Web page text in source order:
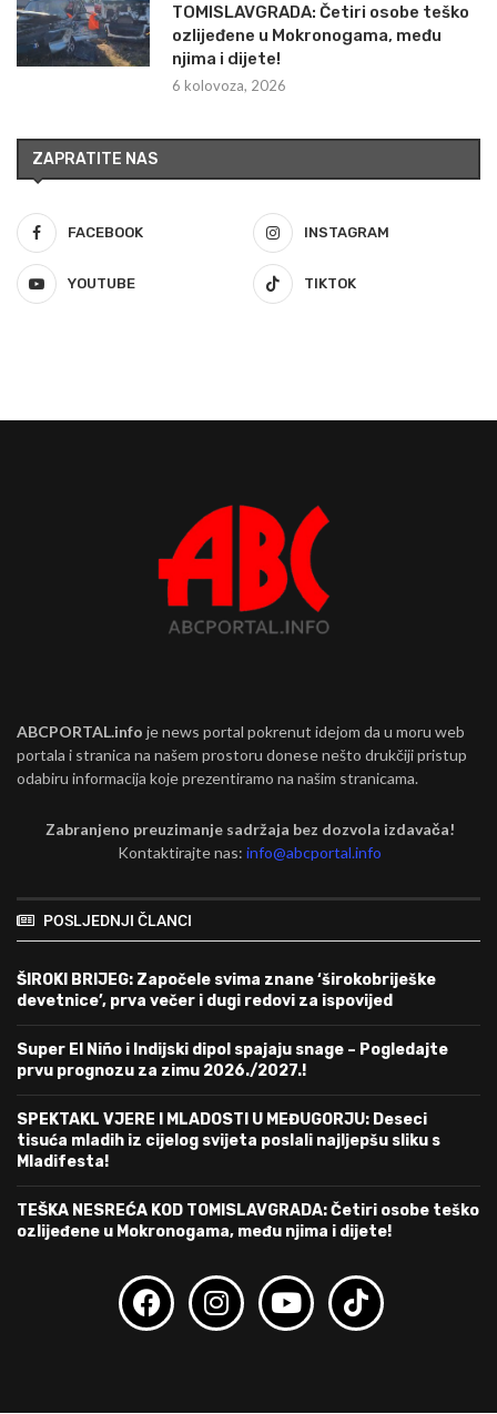
TOMISLAVGRADA: Četiri osobe teško
ozlijeđene u Mokronogama, među
njima i dijete!
6 kolovoza, 2026
ZAPRATITE NAS
FACEBOOK INSTAGRAM
YOUTUBE TIKTOK
ABCPORTAL.info je news portal pokrenut idejom da u moru web
portala i stranica na našem prostoru donese nešto drukčiji pristup
odabiru informacija koje prezentiramo na našim stranicama.
Zabranjeno preuzimanje sadržaja bez dozvola izdavača!
Kontaktirajte nas:info@abcportal.info
POSLJEDNJI ČLANCI
ŠIROKI BRIJEG: Započele svima znane ‘širokobriješke
devetnice’, prva večer i dugi redovi za ispovijed
Super El Niño i Indijski dipol spajaju snage – Pogledajte
prvu prognozu za zimu 2026./2027.!
SPEKTAKL VJERE I MLADOSTI U MEĐUGORJU: Deseci
tisuća mladih iz cijelog svijeta poslali najljepšu sliku s
Mladifesta!
TEŠKA NESREĆA KOD TOMISLAVGRADA: Četiri osobe teško
ozlijeđene u Mokronogama, među njima i dijete!